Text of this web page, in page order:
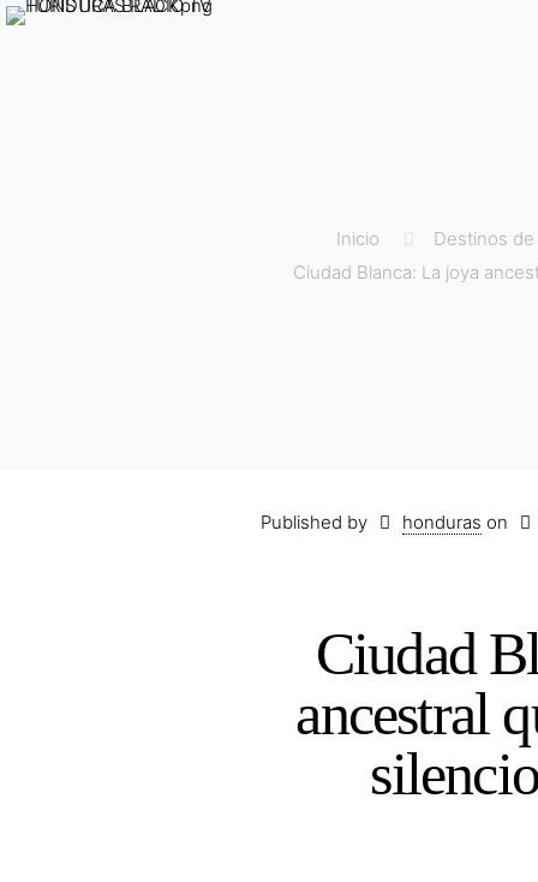
Inicio
Destinos
Ciudad Blanca: La joya
Published by honduras on
Ciudad
ancestral